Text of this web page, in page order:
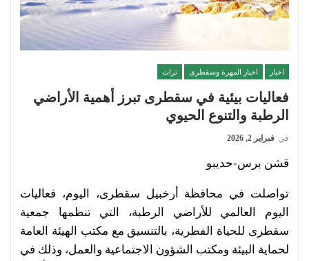
اخبار اخبار المهرة وسقطرى تراث
فعاليات بيئية في سقطرى تبرز أهمية الأراضي
الرطبة والتنوع الحيوي
في فبراير 2, 2026
قشن برس-حديبو
تواصلت في محافظة أرخبيل سقطرى، اليوم، فعاليات
اليوم العالمي للأراضي الرطبة، التي تنظمها جمعية
سقطرى للحياة الفطرية، بالتنسيق مع مكتب الهيئة العامة
لحماية البيئة ومكتب الشؤون الاجتماعية والعمل، وذلك في